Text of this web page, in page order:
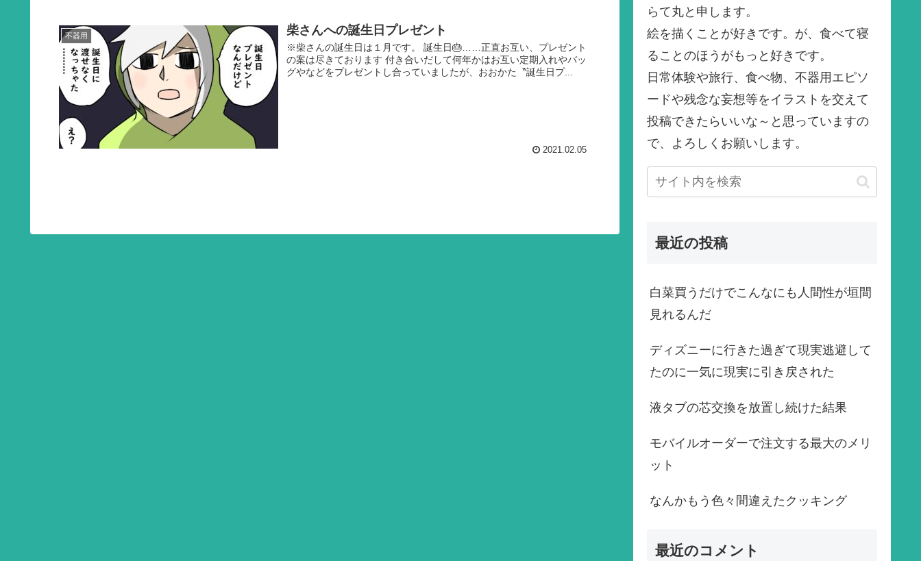
不器用 柴さんへの誕生日プレゼント
※柴さんの誕生日は１月です。 誕生日🎂……正直お互い、プレゼント
の案は尽きております 付き合いだして何年かはお互い定期入れやバッ
グやなどをプレゼントし合っていましたが、おおかた〝誕生日プ...
2021.02.05
らて丸と申します。
絵を描くことが好きです。が、食べて寝
ることのほうがもっと好きです。
日常体験や旅行、食べ物、不器用エピソ
ードや残念な妄想等をイラストを交えて
投稿できたらいいな～と思っていますの
で、よろしくお願いします。
最近の投稿
白菜買うだけでこんなにも人間性が垣間
見れるんだ
ディズニーに行きた過ぎて現実逃避して
たのに一気に現実に引き戻された
液タブの芯交換を放置し続けた結果
モバイルオーダーで注文する最大のメリ
ット
なんかもう色々間違えたクッキング
最近のコメント